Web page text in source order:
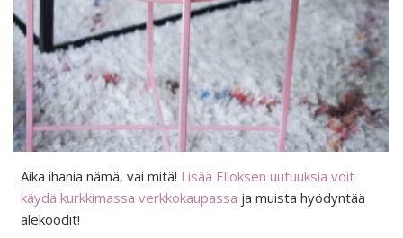
Aika ihania nämä, vai mitä! Lisää Elloksen uutuuksia voit
käydä kurkkimassa verkkokaupassa ja muista hyödyntää
alekoodit!